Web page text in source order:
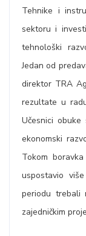
Tehnike i
sektoru i
tehnološki
Jedan od
direktor TRA
rezultate u
Učesnici
ekonomski
Tokom
uspostavio
periodu trebali
zajedničkim